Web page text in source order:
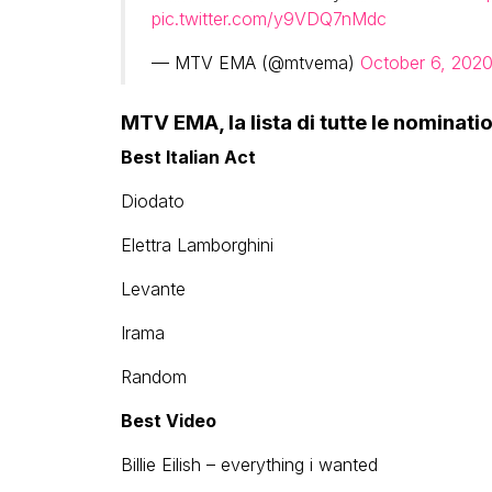
pic.twitter.com/y9VDQ7nMdc
— MTV EMA (@mtvema) October 6, 2020
MTV EMA, la lista di tutte le
Best Italian Act
Diodato
Elettra Lamborghini
Levante
Irama
Random
Best Video
Billie Eilish – everything i wanted